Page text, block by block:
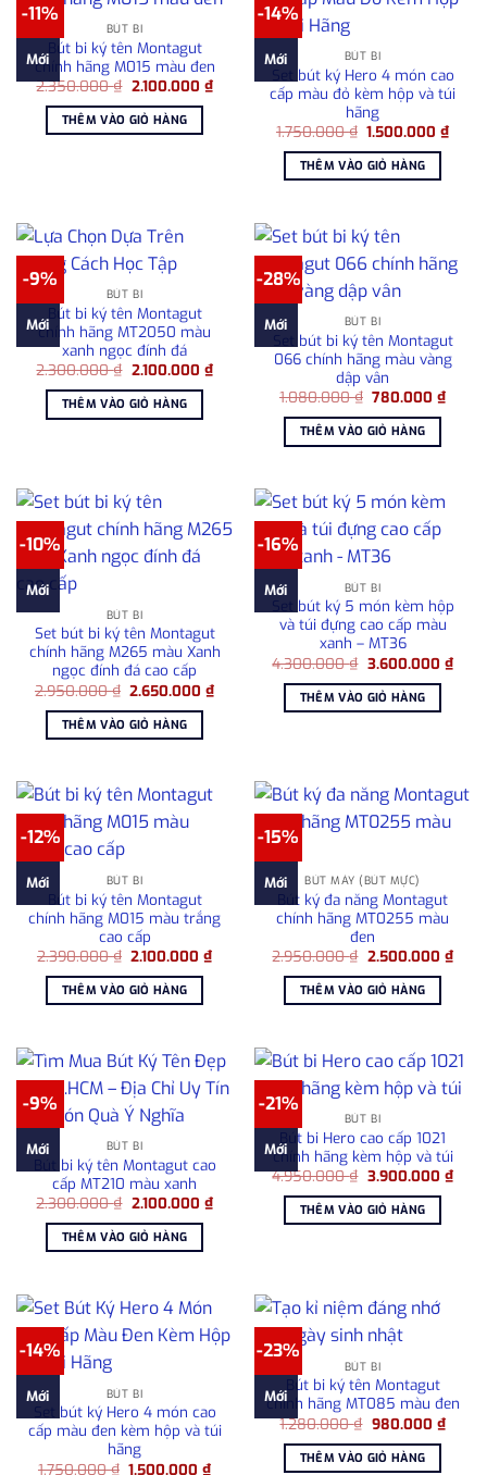
-11%
Mới
BÚT BI
Bút bi ký tên Montagut
chính hãng M015 màu đen
2.350.000₫ Giá
là:
2.350.000 ₫.
2.100.000 ₫Giá
hiện
2.100.000 ₫.
THÊM VÀO GIỎ HÀNG
-14%
Mới BÚT BI
Set bút ký Hero 4 món cao
cấp màu đỏ kèm hộp và túi
hãng
1.750.000₫ Giá
là:
1.750.000 ₫.
1.500.000₫Giá
hiện
THÊM VÀO GIỎ HÀNG
-9%
Mới
BÚT BI
Bút bi ký tên Montagut
chính hãng MT2050 màu
xanh ngọc đính đá
2.300.000₫ Giá
là:
2.300.000 ₫.
2.100.000 ₫Giá
THÊM VÀO GIỎ HÀNG
-28%
Mới BÚT BI
Set bút bi ký tên Montagut
066 chính hãng màu vàng
dập vân
1.080.000₫ Giá
là:
1.080.000 ₫.
780.000₫Giá
THÊM VÀO GIỎ HÀNG
-10%
Mới
BÚT BI
Set bút bi ký tên Montagut
chính hãng M265 màu Xanh
ngọc đính đá cao cấp
2.950.000₫ Giá
là:
2.950.000 ₫.
2.650.000₫Giá
hiện
THÊM VÀO GIỎ HÀNG
-16%
Mới BÚT BI
Set bút ký 5 món kèm hộp
và túi đựng cao cấp màu
xanh – MT36
4.300.000₫ Giá
là:
4.300.000 ₫.
3.600.000 ₫Giá
hiện
THÊM VÀO GIỎ HÀNG
-12%
Mới BÚT BI
Bút bi ký tên Montagut
chính hãng M015 màu trắng
cao cấp
2.390.000₫ Giá
là:
2.390.000 ₫.
2.100.000₫Giá
hiện
2.100.000 ₫.
THÊM VÀO GIỎ HÀNG
-15%
Mới BÚT MÁY (BÚT MỰC)
Bút ký đa năng Montagut
chính hãng MT0255 màu
đen
2.950.000₫ Giá
là:
2.950.000 ₫.
2.500.000 ₫Giá
hiện
THÊM VÀO GIỎ HÀNG
-9%
Mới BÚT BI
Bút bi ký tên Montagut cao
cấp MT210 màu xanh
2.300.000₫ Giá
là:
2.300.000 ₫.
2.100.000 ₫Giá
THÊM VÀO GIỎ HÀNG
-21%
Mới
BÚT BI
Bút bi Hero cao cấp 1021
chính hãng kèm hộp và túi
4.950.000₫ Giá
là:
4.950.000 ₫.
3.900.000 ₫Giá
THÊM VÀO GIỎ HÀNG
-14%
Mới BÚT BI
Set bút ký Hero 4 món cao
cấp màu đen kèm hộp và túi
hãng
1.750.000₫ Giá
1.500.000₫Giá
-23%
Mới
BÚT BI
Bút bi ký tên Montagut
chính hãng MT085 màu đen
1.280.000₫ Giá
là:
1.280.000 ₫.
980.000 ₫Giá
hiện
THÊM VÀO GIỎ HÀNG